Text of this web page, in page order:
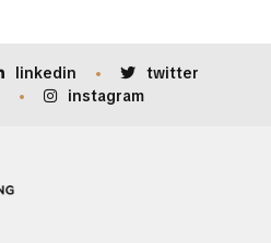
linkedin
twitter
instagram